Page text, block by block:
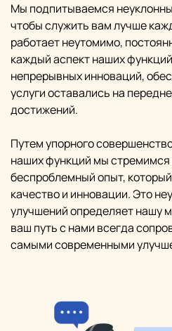
Мы подпитываемся
чтобы служить вам лучше
работает неутомимо,
каждый аспект наших
непрерывных инноваций,
услуги оставались на
достижений.
Путем упорного
наших функций мы стремимся
беспроблемный опыт,
качество и инновации. Это
улучшений определяет нашу
ваш путь с нами всегда
самыми современными